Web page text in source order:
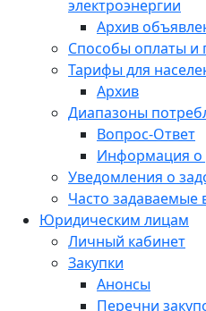
электроэнергии
Архив
Способы оплаты и
Тарифы для
Архив
Диапазоны
Вопрос-Ответ
Информация о
Уведомления о
Часто задаваемые
Юридическим лицам
Личный кабинет
Закупки
Анонсы
Перечни